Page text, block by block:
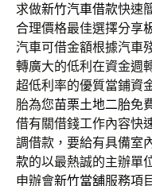
求做新竹汽車借款快速
合理價格最佳選擇分享
汽車可借金額根據汽車
轉廣大的低利在資金週
超低利率的優質當鋪資
胎為您苗栗土地二胎免
借有關借錢工作內容快
調借款，要給有具備室
款的以最熱誠的主辦單
申辦會新竹當舖服務項